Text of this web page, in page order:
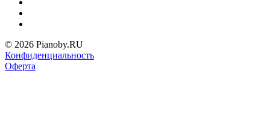
© 2026 Pianoby.RU
Конфиденциальность
Оферта